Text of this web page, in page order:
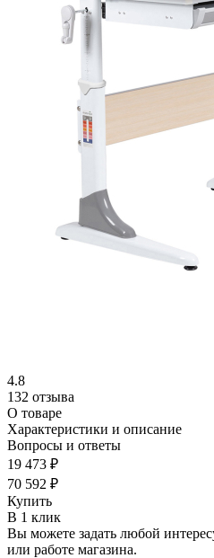
4.8
132 отзыва
О товаре
Характеристики и описание
Вопросы и ответы
19 473 ₽
70 592 ₽
Купить
В 1 клик
Вы можете задать любой
или работе магазина.